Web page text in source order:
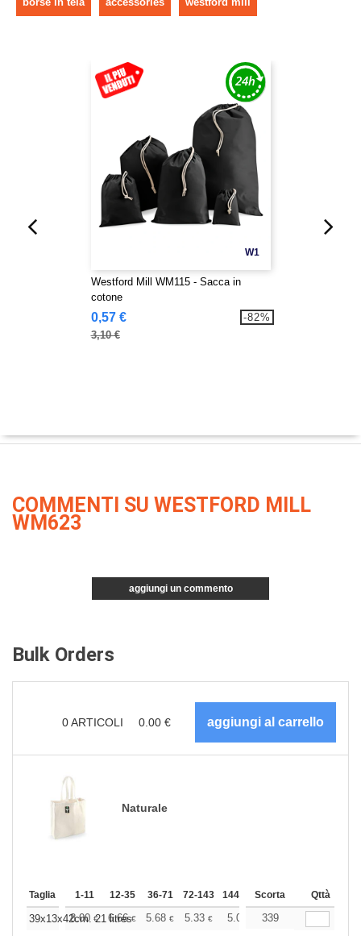
W1
Westford Mill WM115 - Sacca in
cotone
0,57 €
3,10 €
-82%
COMMENTI SU WESTFORD MILL
WM623
aggiungi un commento
Bulk Orders
0ARTICOLI 0.00 €
Naturale
Taglia 1-11 12-35 36-71 72-143 144-287 288 + Altri
Scorta Qttà
39x13x42cm. 21 litres
8.00 € 6.66€ 5.68 € 5.33 € 5.06 5.02
339